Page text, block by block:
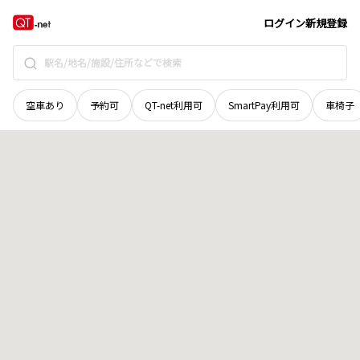
ログイン新規登録
空車あり 予約可 QT-net利用可 SmartPay利用可 車椅子
徳島県